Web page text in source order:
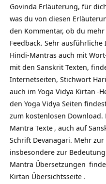
Govinda Erläuterung, für
was du von diesen
den Kommentar, ob du
Feedback. Sehr
Hindi-Mantras auch mit
mit den Sanskrit Texten,
Internetseiten, Stichwort
auch im Yoga Vidya Kirtan -
den Yoga Vidya Seiten
zum kostenlosen
Mantra Texte , auch auf
Schrift Devanagari. Mehr zur
insbesondere zur
Mantra Übersetzungen
Kirtan Übersichtsseite .